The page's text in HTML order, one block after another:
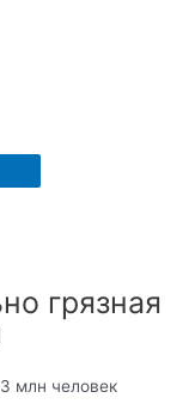
грязная
млн человек